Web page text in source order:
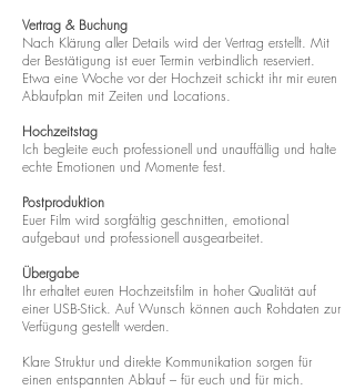
Vertrag & Buchung
Nach Klärung aller Details wird der Vertrag erstellt. Mit
der Bestätigung ist euer Termin verbindlich reserviert.
Etwa eine Woche vor der Hochzeit schickt ihr mir euren
Ablaufplan mit Zeiten und Locations.
Hochzeitstag
Ich begleite euch professionell und unauffällig und halte
echte Emotionen und Momente fest.
Postproduktion
Euer Film wird sorgfältig geschnitten, emotional
aufgebaut und professionell ausgearbeitet.
Übergabe
Ihr erhaltet euren Hochzeitsfilm in hoher Qualität auf
einer USB-Stick. Auf Wunsch können auch Rohdaten zur
Verfügung gestellt werden.
Klare Struktur und direkte Kommunikation sorgen für
einen entspannten Ablauf – für euch und für mich.